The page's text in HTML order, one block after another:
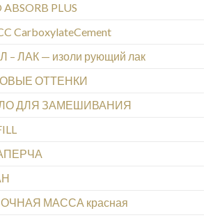
PLUS
CarboxylateCement
– ЛАК — изоли рующий лак
ОТТЕНКИ
ДЛЯ ЗАМЕШИВАНИЯ
МАССА красная